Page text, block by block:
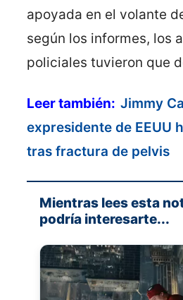
apoyada en el volante
según los informes, los
policiales tuvieron que
Leer también: Jimmy
expresidente de EEUU
tras fractura de pelvis
Mientras lees esta
podría interesarte...